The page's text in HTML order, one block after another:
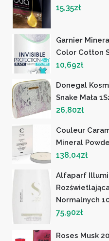
15,35zł
Garnier
Color Cotton
10,69zł
Donegal
Snake Mała
26,80zł
Couleur
Mineral
138,04zł
Alfaparf
Normalnych
75,90zł
Roses Musk